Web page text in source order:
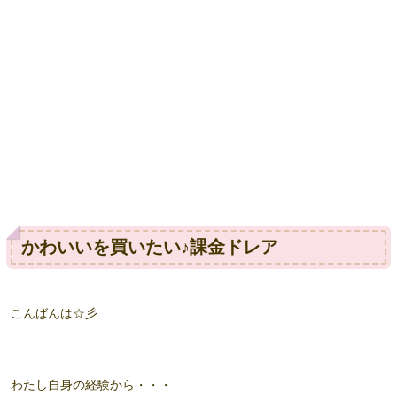
かわいいを買いたい♪課金ドレア
こんばんは☆彡
わたし自身の経験から・・・